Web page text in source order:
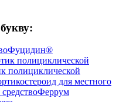
Фуцидин®
полициклической
полициклической
для местного
Феррум